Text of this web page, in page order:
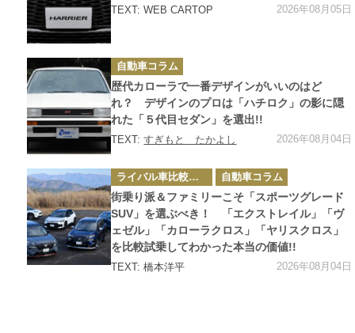
TEXT: WEB CARTOP 2026年08月05日
カ
テ
ゴ
リ
ー
自動車コラム
歴代カローラで一番デザインがいいのはど
れ？ デザインのプロは「ハチロク」の影に隠
れた「５代目セダン」を選出!!
TEXT:すぎもと たかよし 2026年08月04日
カ
テ
ゴ
リ
ー
ライバル車比較テスト 自動車コラム
街乗り派＆ファミリーこそ「スポーツグレード
SUV」を選ぶべき！ 「エクストレイル」「ヴ
ェゼル」「カローラクロス」「ヤリスクロス」
を比較試乗してわかった本当の価値!!
TEXT: 橋本洋平 2026年08月04日